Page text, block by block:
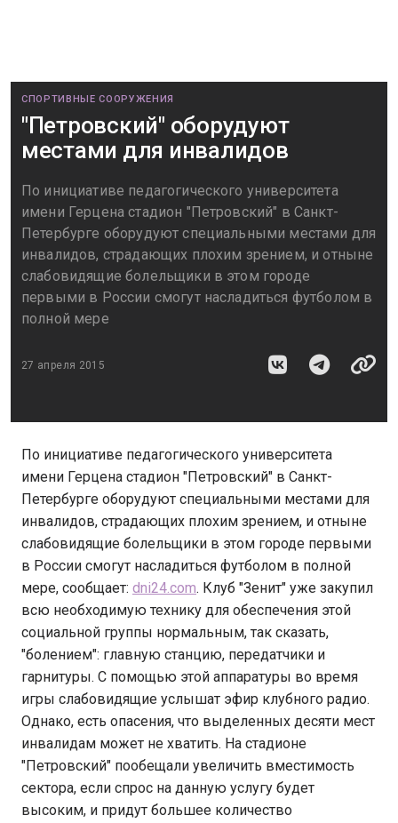
СПОРТИВНЫЕ СООРУЖЕНИЯ
"Петровский" оборудуют
местами для инвалидов
По инициативе педагогического университета
имени Герцена стадион "Петровский" в Санкт-
Петербурге оборудуют специальными местами для
инвалидов, страдающих плохим зрением, и отныне
слабовидящие болельщики в этом городе
первыми в России смогут насладиться футболом в
полной мере
27 апреля 2015
По инициативе педагогического университета
имени Герцена стадион "Петровский" в Санкт-
Петербурге оборудуют специальными местами для
инвалидов, страдающих плохим зрением, и отныне
слабовидящие болельщики в этом городе первыми
в России смогут насладиться футболом в полной
мере, сообщает: dni24.com. Клуб "Зенит" уже закупил
всю необходимую технику для обеспечения этой
социальной группы нормальным, так сказать,
"болением": главную станцию, передатчики и
гарнитуры. С помощью этой аппаратуры во время
игры слабовидящие услышат эфир клубного радио.
Однако, есть опасения, что выделенных десяти мест
инвалидам может не хватить. На стадионе
"Петровский" пообещали увеличить вместимость
сектора, если спрос на данную услугу будет
высоким, и придут большее количество